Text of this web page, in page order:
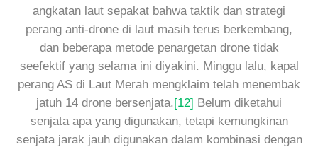
angkatan laut sepakat bahwa taktik dan strategi
perang anti-drone di laut masih terus berkembang,
dan beberapa metode penargetan drone tidak
seefektif yang selama ini diyakini. Minggu lalu, kapal
perang AS di Laut Merah mengklaim telah menembak
jatuh 14 drone bersenjata.[12] Belum diketahui
senjata apa yang digunakan, tetapi kemungkinan
senjata jarak jauh digunakan dalam kombinasi dengan